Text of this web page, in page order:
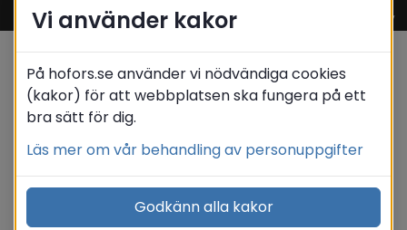
Meny
Startsida
Vi använder kakor
På hofors.se använder vi nödvändiga cookies
(kakor) för att webbplatsen ska fungera på ett
bra sätt för dig.
Läs mer om vår behandling av personuppgifter
Godkänn alla kakor